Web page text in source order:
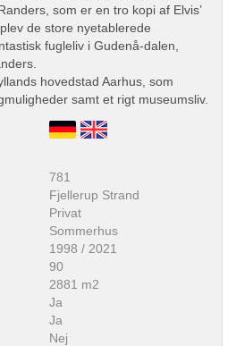
som er en tro kopi af Elvis’
de store nyetablerede
fugleliv i Gudenå-dalen,
hovedstad Aarhus, som
samt et rigt museumsliv.
781
Fjellerup Strand
Privat
Sommerhus
1998 / 2021
90
2881 m2
Ja
Ja
Nej